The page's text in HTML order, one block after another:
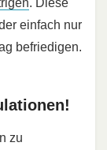
. Diese
einfach nur
befriedigen.
zu